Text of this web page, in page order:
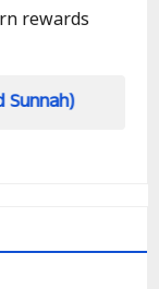
rewards
How can a